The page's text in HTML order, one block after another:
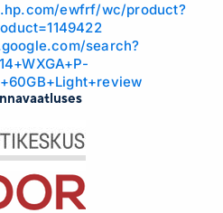
ewfrf/wc/product?
search?